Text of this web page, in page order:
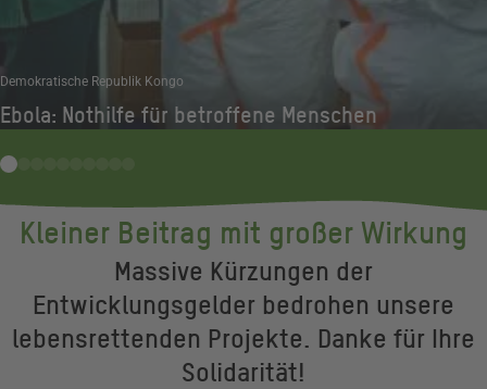
Demokratische Republik Kongo
Ebola: Nothilfe für betroffene Menschen
Kleiner Beitrag mit großer Wirkung
Massive Kürzungen der
Entwicklungsgelder bedrohen unsere
lebensrettenden Projekte. Danke für Ihre
Solidarität!